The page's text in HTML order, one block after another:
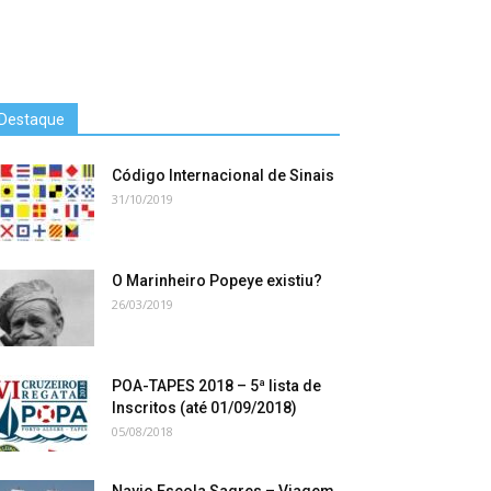
Código Internacional de Sinais
31/10/2019
O Marinheiro Popeye existiu?
26/03/2019
POA-TAPES 2018 – 5ª lista de
Inscritos (até 01/09/2018)
05/08/2018